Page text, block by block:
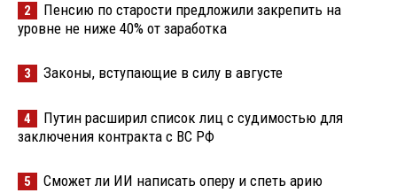
2
Пенсию по старости предложили закрепить на
уровне не ниже 40% от заработка
3 Законы, вступающие в силу в августе
4
Путин расширил список лиц с судимостью для
заключения контракта с ВС РФ
5 Сможет ли ИИ написать оперу и спеть арию